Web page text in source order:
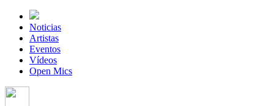
Noticias
Artistas
Eventos
Vídeos
Open Mics